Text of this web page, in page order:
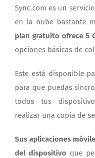
Sync.com es un
en la nube bastante
plan gratuito ofrece 5
opciones básicas de
Este está disponible
para que puedas
todos tus
realizar una copia de
Sus aplicaciones
del dispositivo que